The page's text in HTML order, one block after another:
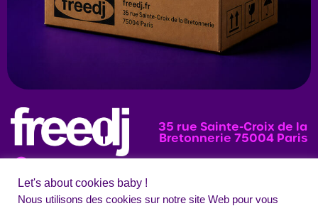
35 rue Sainte-Croix de la
Bretonnerie 75004 Paris
News Programmation Évènements
Let's about cookies baby !
Nous utilisons des cookies sur notre site Web pour vous